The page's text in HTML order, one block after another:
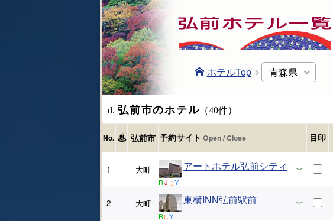
ホテルTop 青森県
d. 弘前市のホテル （40件）
No. ♨ 弘前市 予約サイト 目印
1 大町 アートホテル弘前シティ
RJ じ Y
2 大町 東横INN弘前駅前
R じ Y